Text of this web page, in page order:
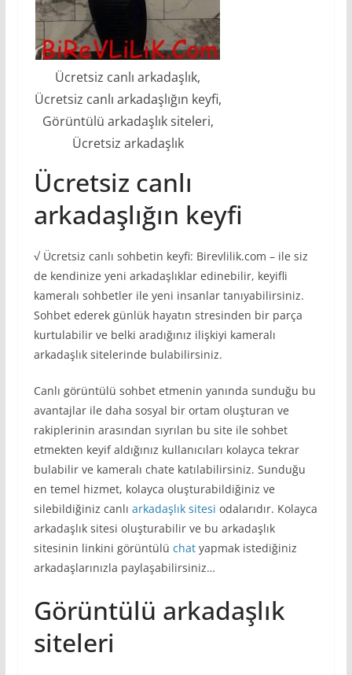
Ücretsiz canlı arkadaşlık,
Ücretsiz canlı arkadaşlığın keyfi,
Görüntülü arkadaşlık siteleri,
Ücretsiz arkadaşlık
Ücretsiz canlı
arkadaşlığın keyfi
√ Ücretsiz canlı sohbetin keyfi: Birevlilik.com – ile siz
de kendinize yeni arkadaşlıklar edinebilir, keyifli
kameralı sohbetler ile yeni insanlar tanıyabilirsiniz.
Sohbet ederek günlük hayatın stresinden bir parça
kurtulabilir ve belki aradığınız ilişkiyi kameralı
arkadaşlık sitelerinde bulabilirsiniz.
Canlı görüntülü sohbet etmenin yanında sunduğu bu
avantajlar ile daha sosyal bir ortam oluşturan ve
rakiplerinin arasından sıyrılan bu site ile sohbet
etmekten keyif aldığınız kullanıcıları kolayca tekrar
bulabilir ve kameralı chate katılabilirsiniz. Sunduğu
en temel hizmet, kolayca oluşturabildiğiniz ve
silebildiğiniz canlı arkadaşlık sitesi odalarıdır. Kolayca
arkadaşlık sitesi oluşturabilir ve bu arkadaşlık
sitesinin linkini görüntülü chatyapmak istediğiniz
arkadaşlarınızla paylaşabilirsiniz…
Görüntülü arkadaşlık
siteleri